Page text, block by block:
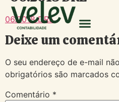
06.2018 DRE
Deixe um
O seu endereço de e-mail
obrigatórios são marcados
Comentário *